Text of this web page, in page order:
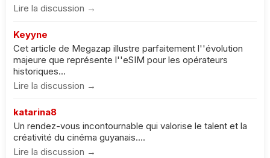
Lire la discussion →
Keyyne
Cet article de Megazap illustre parfaitement l''évolution
majeure que représente l''eSIM pour les opérateurs
historiques...
Lire la discussion →
katarina8
Un rendez-vous incontournable qui valorise le talent et la
créativité du cinéma guyanais....
Lire la discussion →